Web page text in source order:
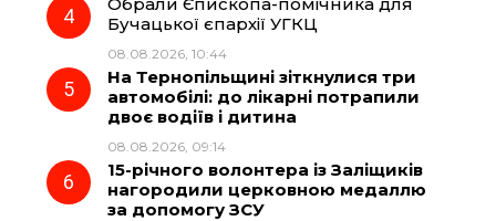
Бучацької єпархії УГКЦ
08.08.2026, 10:44
На Тернопільщині зіткнулися три
автомобілі: до лікарні потрапили
двоє водіїв і дитина
08.08.2026, 09:14
15-річного волонтера із Заліщиків
нагородили церковною медаллю
за допомогу ЗСУ